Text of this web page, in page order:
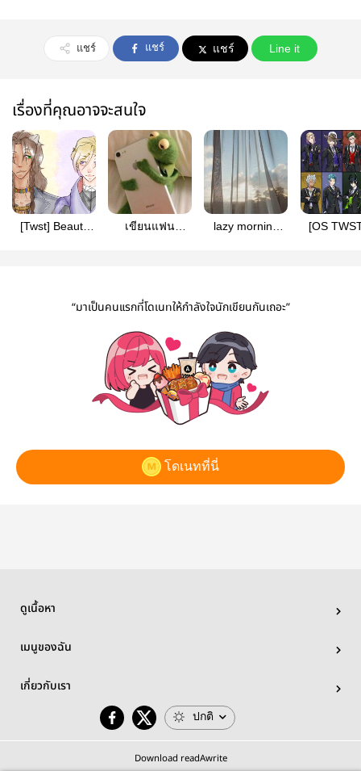
แชร์ แชร์ แชร์ Line it
เรื่องที่คุณอาจจะสนใจ
[Twst] Beauty
เขียนแฟน
lazy morning
[OS
“มาเป็นคนแรกที่โดเนทให้กำลังใจนักเขียนกันเถอะ”
โดเนทที่นี่
ดูเนื้อหา
เมนูของฉัน
เกี่ยวกับเรา
ปกติ
Download readAwrite